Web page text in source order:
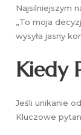
Najsilniejszym
„To moja
wysyła jasny
Kiedy
Jeśli unikanie
Kluczowe